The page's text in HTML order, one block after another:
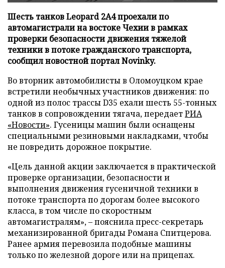
Шесть танков Leopard 2A4 проехали по
автомагистрали на востоке Чехии в рамках
проверки безопасности движения тяжелой
техники в потоке гражданского транспорта,
сообщил новостной портал Novinky.
Во вторник автомобилисты в Оломоуцком крае
встретили необычных участников движения: по
одной из полос трассы D35 ехали шесть 55-тонных
танков в сопровождении тягача, передаетРИА
«Новости». Гусеницы машин были оснащены
специальными резиновыми накладками, чтобы
не повредить дорожное покрытие.
«Цель данной акции заключается в практической
проверке организации, безопасности и
выполнения движения гусеничной техники в
потоке транспорта по дорогам более высокого
класса, в том числе по скоростным
автомагистралям», – пояснила пресс-секретарь
механизированной бригады Романа Спитцерова.
Ранее армия перевозила подобные машины
только по железной дороге или на прицепах.